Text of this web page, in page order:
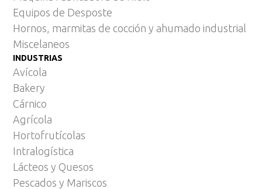
Equipos de Desposte
Hornos, marmitas de cocción y ahumado industrial
Miscelaneos
INDUSTRIAS
Avícola
Bakery
Cárnico
Agrícola
Hortofrutícolas
Intralogística
Lácteos y Quesos
Pescados y Mariscos